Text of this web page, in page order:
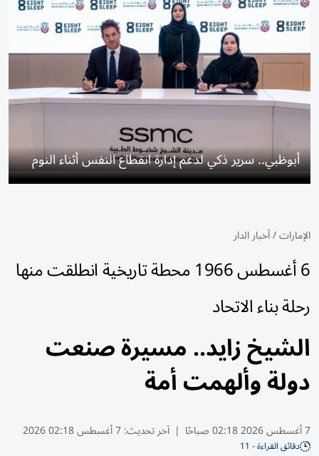
أبوظبي.. سرير ذكي لدعم إدارة انقطاع النفس أثناء النوم
الإمارات/أخبار الدار
6 أغسطس 1966 محطة تاريخية انطلقت منها
رحلة بناء الاتحاد
الشيخ زايد.. مسيرة صنعت
دولة وألهمت أمة
7 أغسطس 2026 02:18 صباحًا | آخر تحديث:7 أغسطس 02:18 2026
دقائق القراءة - 11